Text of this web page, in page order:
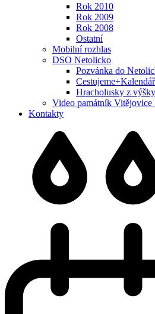
Rok 2010
Rok 2009
Rok 2008
Ostatní
Mobilní rozhlas
DSO Netolicko
Pozvánka do
Hracholusky z výšky
Video památník Vitějovice
Kontakty